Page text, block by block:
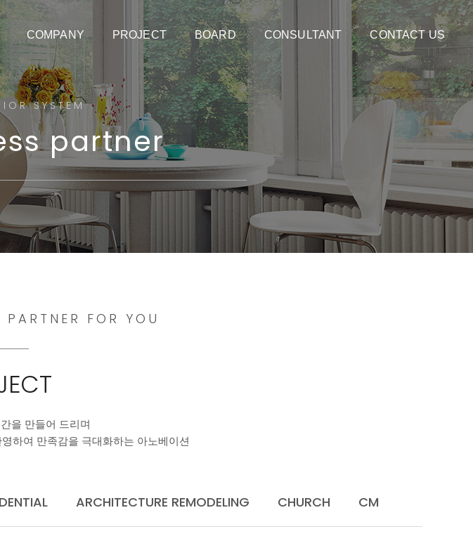
COMPANY PROJECT BOARD CONSULTANT CONTACT US
SYSTEM
partner
FOR YOU
을 만들어 드리며
하여 만족감을 극대화하는 아노베이션
ARCHITECTURE REMODELING CHURCH CM